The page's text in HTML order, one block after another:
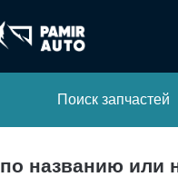
Поиск запчастей
названию или